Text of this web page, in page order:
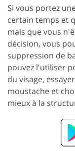
Si vous portez
certain temps et
mais que vous
décision, vous
suppression de
pouvez l'utiliser
du visage,
moustache et
mieux à la